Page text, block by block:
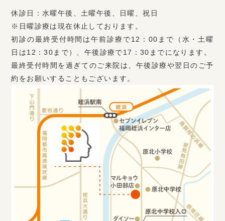
休診日：水曜午後、土曜午後、日曜、祝日
※日曜診療は現在休止しております。
初診の最終受付時間は午前診療で12：00まで（水・土曜
日は12：30まで）、午後診療で17：30までになります。
最終受付時間を過ぎてのご来院は、午後診療や翌日のご予
約をお願いすることもございます。